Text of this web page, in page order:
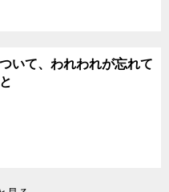
ていた。元々、金目当ての冠
きものが存在するオウムは宗
た。しかし、当時の社会の空
反オウム一色となっていた。
ウム事件の裁判もほぼ終了
象とは何だったのかを議論す
いて、われわれが忘れて